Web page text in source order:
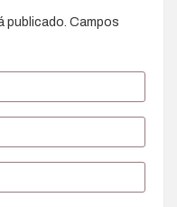
publicado. Campos